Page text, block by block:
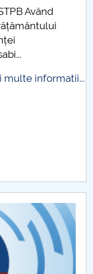
Pitești
UPB
Având
informatii...